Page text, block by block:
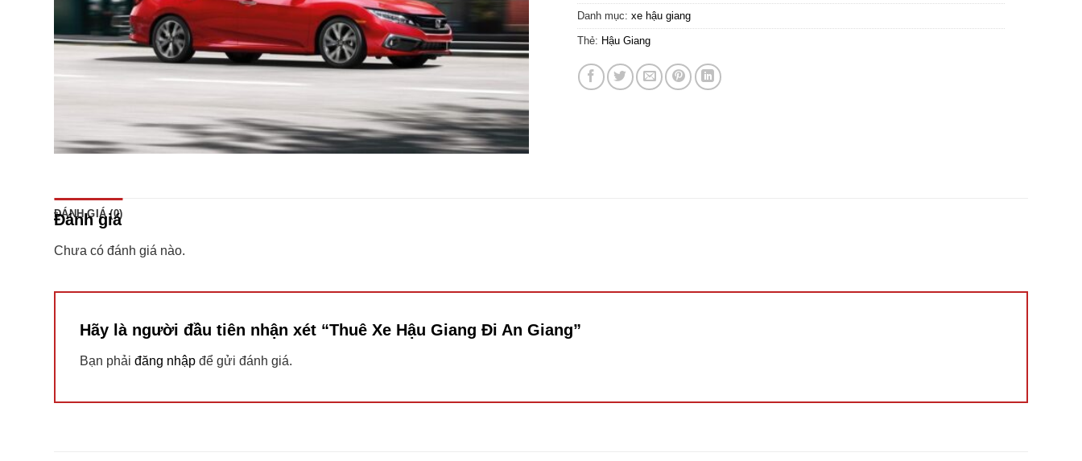
Danh mục: xe hậu giang
Thẻ: Hậu Giang
ĐÁNH GIÁ (0)
Đánh giá
Chưa có đánh giá nào.
Hãy là người đầu tiên nhận xét “Thuê Xe Hậu Giang Đi An Giang”
Bạn phải đăng nhập để gửi đánh giá.